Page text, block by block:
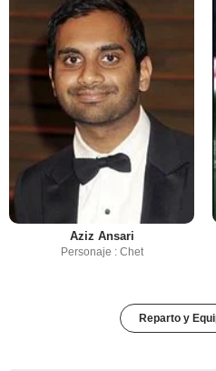
Aziz Ansari
Personaje : Chet
Reparto y